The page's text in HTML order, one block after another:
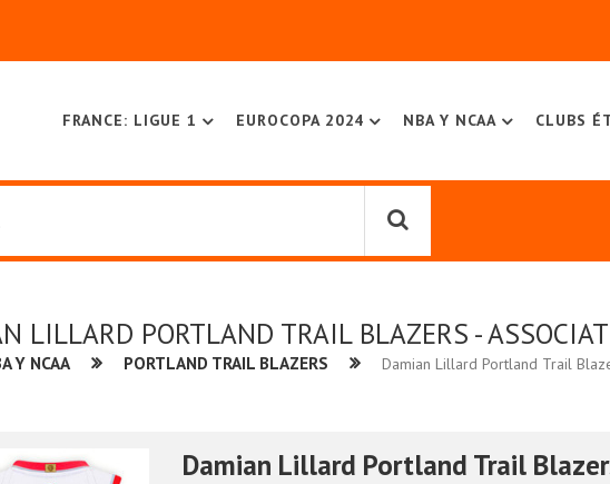
FRANCE: LIGUE 1 EUROCOPA 2024 NBA Y NCAA CLUBS
LILLARD PORTLAND TRAIL BLAZERS -
Y NCAA PORTLAND TRAIL BLAZERS Damian Lillard Portland Trail
Damian Lillard Portland Trail